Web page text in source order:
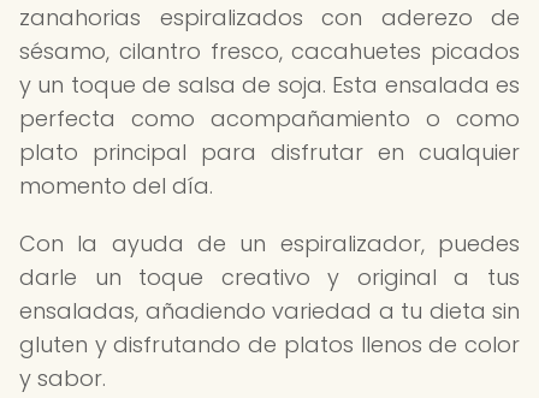
zanahorias espiralizados con aderezo de
sésamo, cilantro fresco, cacahuetes picados
y un toque de salsa de soja. Esta ensalada es
perfecta como acompañamiento o como
plato principal para disfrutar en cualquier
momento del día.
Con la ayuda de un espiralizador, puedes
darle un toque creativo y original a tus
ensaladas, añadiendo variedad a tu dieta sin
gluten y disfrutando de platos llenos de color
y sabor.